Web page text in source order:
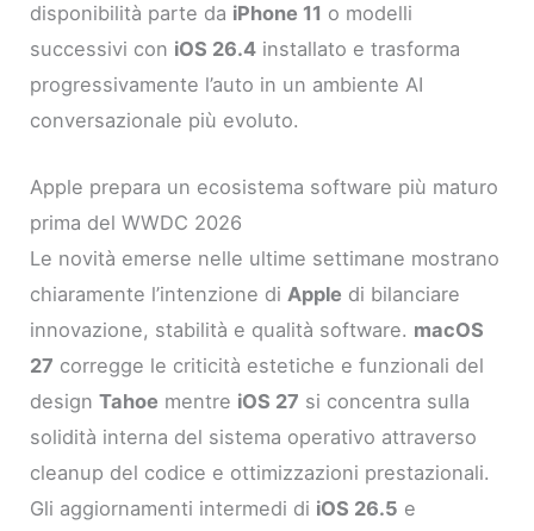
disponibilità parte da iPhone 11 o modelli
successivi con iOS 26.4 installato e trasforma
progressivamente l’auto in un ambiente AI
conversazionale più evoluto.
Apple prepara un ecosistema software più maturo
prima del WWDC 2026
Le novità emerse nelle ultime settimane mostrano
chiaramente l’intenzione diApple di bilanciare
innovazione, stabilità e qualità software. macOS
27 corregge le criticità estetiche e funzionali del
designTahoe mentre iOS 27 si concentra sulla
solidità interna del sistema operativo attraverso
cleanup del codice e ottimizzazioni prestazionali.
Gli aggiornamenti intermedi di iOS 26.5 e